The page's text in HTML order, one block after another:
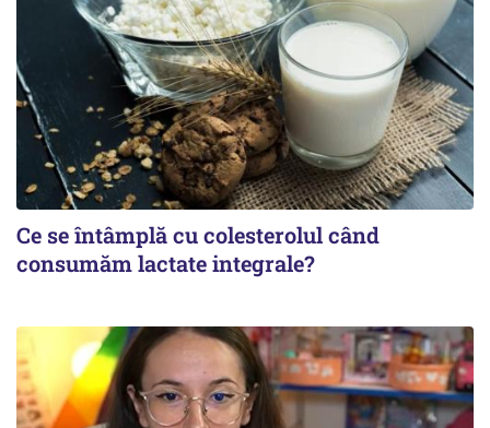
Ce se întâmplă cu colesterolul când
consumăm lactate integrale?